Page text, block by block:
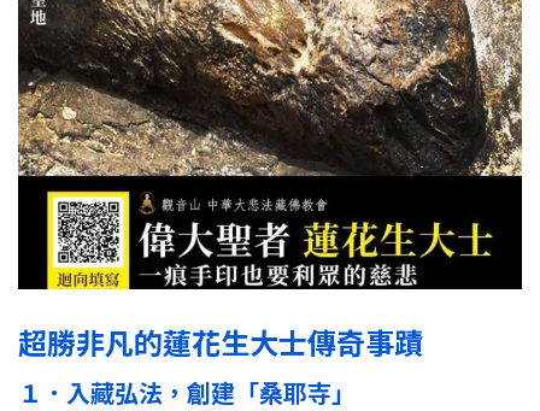
超勝非凡的蓮花生大士傳奇事蹟
１．入藏弘法，創建「桑耶寺」